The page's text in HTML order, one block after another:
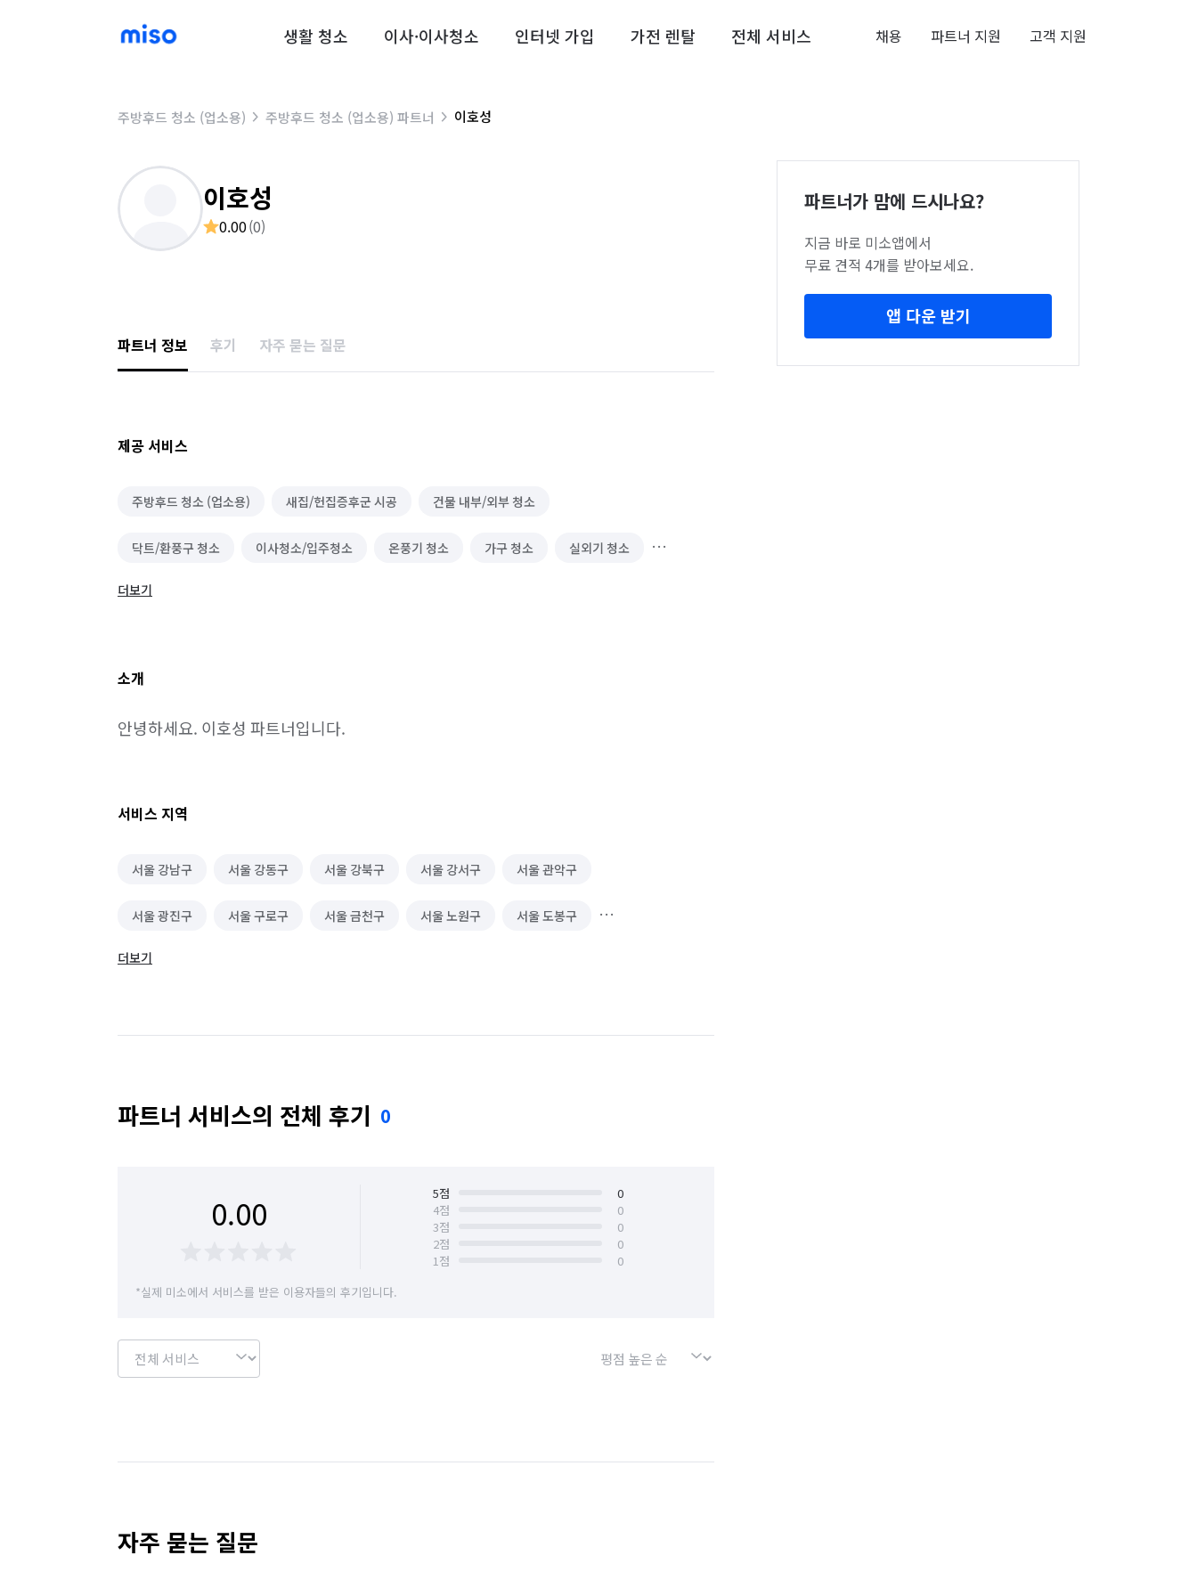
생활 청소 이사·이사청소 인터넷 가입 가전 렌탈 전체 서비스 채용 파트너 지원 고객 지원
주방후드 청소 (업소용) 주방후드 청소 (업소용) 파트너 이호성
이호성
0.00(0)
파트너 정보 후기 자주 묻는 질문
제공 서비스
주방후드 청소 (업소용) 새집/헌집증후군 시공 건물 내부/외부 청소
닥트/환풍구 청소 이사청소/입주청소 온풍기 청소 가구 청소 실외기 청소
소파 청소
카페트 청소
더보기
소개
안녕하세요. 이호성 파트너입니다.
서비스 지역
서울 강남구 서울 강동구 서울 강북구 서울 강서구 서울 관악구
서울 광진구 서울 구로구 서울 금천구 서울 노원구 서울 도봉구
서울 동대문구
더보기
파트너 서비스의 전체 후기 0
0.00 5점
0
4점
0
3점
0
2점
0
1점
0
*실제 미소에서 서비스를 받은 이용자들의 후기입니다.
자주 묻는 질문
파트너가 맘에 드시나요?
지금 바로 미소앱에서
무료 견적 4개를 받아보세요.
앱 다운 받기